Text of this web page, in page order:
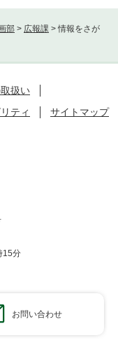
部 > 広報課 >情報をさが
扱い
ティ サイトマップ
15分
お問い合わせ